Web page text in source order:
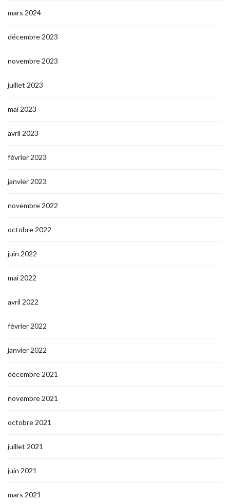
mars 2024
décembre 2023
novembre 2023
juillet 2023
mai 2023
avril 2023
février 2023
janvier 2023
novembre 2022
octobre 2022
juin 2022
mai 2022
avril 2022
février 2022
janvier 2022
décembre 2021
novembre 2021
octobre 2021
juillet 2021
juin 2021
mars 2021